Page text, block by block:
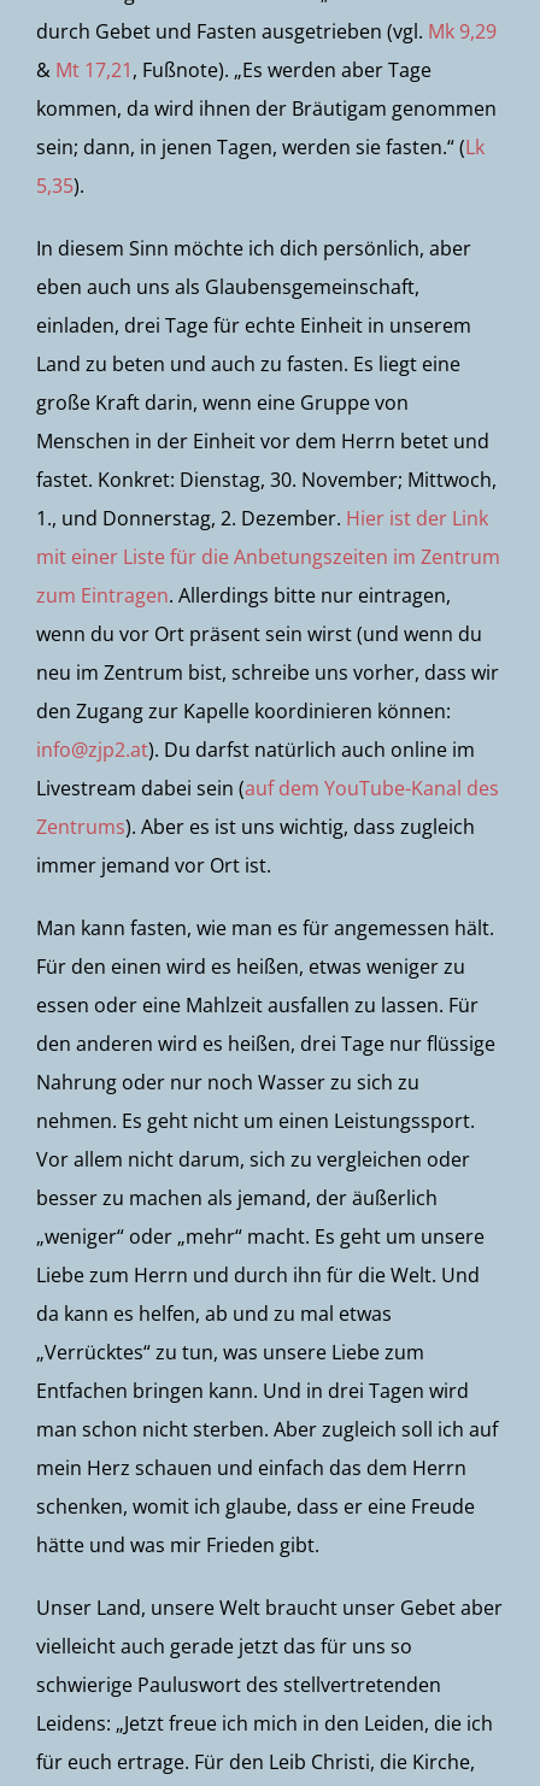
durch Gebet und Fasten ausgetrieben (vgl. Mk 9,29
& Mt 17,21, Fußnote). „Es werden aber Tage
kommen, da wird ihnen der Bräutigam genommen
sein; dann, in jenen Tagen, werden sie fasten.“ (Lk
5,35).
In diesem Sinn möchte ich dich persönlich, aber
eben auch uns als Glaubensgemeinschaft,
einladen, drei Tage für echte Einheit in unserem
Land zu beten und auch zu fasten. Es liegt eine
große Kraft darin, wenn eine Gruppe von
Menschen in der Einheit vor dem Herrn betet und
fastet. Konkret: Dienstag, 30. November; Mittwoch,
1., und Donnerstag, 2. Dezember. Hier ist der Link
mit einer Liste für die Anbetungszeiten im Zentrum
zum Eintragen. Allerdings bitte nur eintragen,
wenn du vor Ort präsent sein wirst (und wenn du
neu im Zentrum bist, schreibe uns vorher, dass wir
den Zugang zur Kapelle koordinieren können:
info@zjp2.at). Du darfst natürlich auch online im
Livestream dabei sein (auf dem YouTube-Kanal des
Zentrums). Aber es ist uns wichtig, dass zugleich
immer jemand vor Ort ist.
Man kann fasten, wie man es für angemessen hält.
Für den einen wird es heißen, etwas weniger zu
essen oder eine Mahlzeit ausfallen zu lassen. Für
den anderen wird es heißen, drei Tage nur flüssige
Nahrung oder nur noch Wasser zu sich zu
nehmen. Es geht nicht um einen Leistungssport.
Vor allem nicht darum, sich zu vergleichen oder
besser zu machen als jemand, der äußerlich
„weniger“ oder „mehr“ macht. Es geht um unsere
Liebe zum Herrn und durch ihn für die Welt. Und
da kann es helfen, ab und zu mal etwas
„Verrücktes“ zu tun, was unsere Liebe zum
Entfachen bringen kann. Und in drei Tagen wird
man schon nicht sterben. Aber zugleich soll ich auf
mein Herz schauen und einfach das dem Herrn
schenken, womit ich glaube, dass er eine Freude
hätte und was mir Frieden gibt.
Unser Land, unsere Welt braucht unser Gebet aber
vielleicht auch gerade jetzt das für uns so
schwierige Pauluswort des stellvertretenden
Leidens: „Jetzt freue ich mich in den Leiden, die ich
für euch ertrage. Für den Leib Christi, die Kirche,